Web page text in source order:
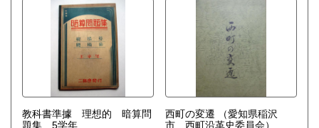
教科書準據 理想的 暗算問
題集 5学年
西町の変遷
（愛知県稲沢
市 西町沿革史委員会）